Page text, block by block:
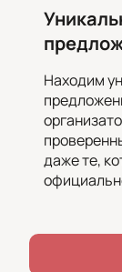
еще больше
Не упустите
героями.
продаже,
свои места
перьях 2»!
Находим
даже те,